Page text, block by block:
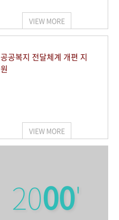
VIEW MORE
공공복지 전달체계 개편 지
원
VIEW MORE
2000'